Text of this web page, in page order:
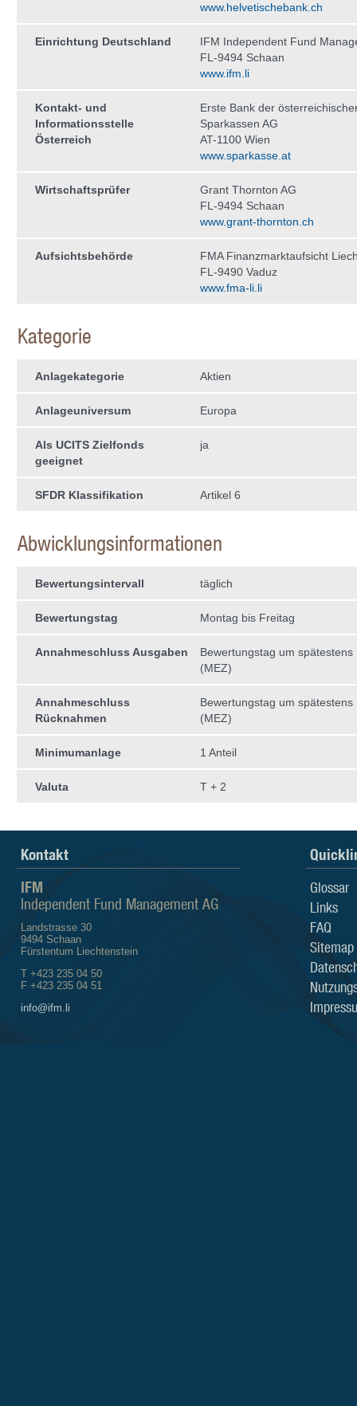
www.helvetischebank.ch
Einrichtung Deutschland
IFM Independent Fund
FL-9494 Schaan
www.ifm.li
Kontakt- und
Informationsstelle
Österreich
Erste Bank der
Sparkassen AG
AT-1100 Wien
www.sparkasse.at
Wirtschaftsprüfer
Grant Thornton AG
FL-9494 Schaan
www.grant-thornton.ch
Aufsichtsbehörde
FMA Finanzmarktaufsicht
FL-9490 Vaduz
www.fma-li.li
Kategorie
Anlagekategorie Aktien
Anlageuniversum Europa
Als UCITS Zielfonds
geeignet
ja
SFDR Klassifikation Artikel 6
Abwicklungsinformationen
Bewertungsintervall täglich
Bewertungstag Montag bis Freitag
Annahmeschluss Ausgaben
Bewertungstag um spätestens
(MEZ)
Annahmeschluss
Rücknahmen
Bewertungstag um spätestens
(MEZ)
Minimumanlage 1 Anteil
Valuta T + 2
Kontakt
IFM
Independent Fund Management AG
Landstrasse 30
9494 Schaan
Fürstentum Liechtenstein
T +423 235 04 50
F +423 235 04 51
info@ifm.li
Glossar
Links
FAQ
Sitemap